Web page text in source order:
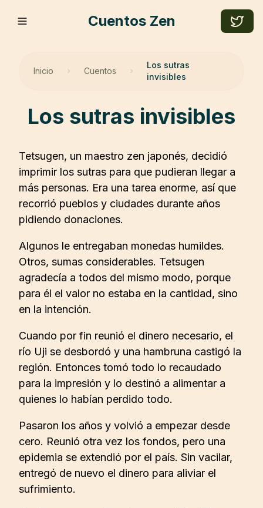
Cuentos Zen
Inicio Cuentos
Los sutras
invisibles
los sutras invisibles
Tetsugen, un maestro zen japonés, decidió
imprimir los sutras para que pudieran llegar a
más personas. Era una tarea enorme, así que
recorrió pueblos y ciudades durante años
pidiendo donaciones.
Algunos le entregaban monedas humildes.
Otros, sumas considerables. Tetsugen
agradecía a todos del mismo modo, porque
para él el valor no estaba en la cantidad, sino
en la intención.
Cuando por fin reunió el dinero necesario, el
río Uji se desbordó y una hambruna castigó la
región. Entonces tomó todo lo recaudado
para la impresión y lo destinó a alimentar a
quienes lo habían perdido todo.
Pasaron los años y volvió a empezar desde
cero. Reunió otra vez los fondos, pero una
epidemia se extendió por el país. Sin vacilar,
entregó de nuevo el dinero para aliviar el
sufrimiento.